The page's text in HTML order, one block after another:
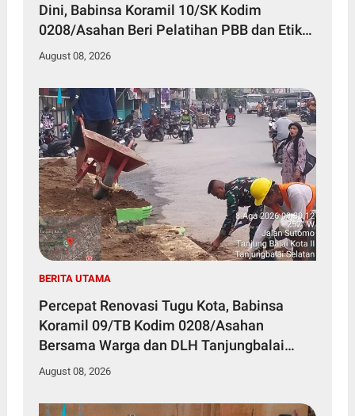
Dini, Babinsa Koramil 10/SK Kodim
0208/Asahan Beri Pelatihan PBB dan Etika
Bagi Siswa MIN 7 Pertahanan
August 08, 2026
BERITA UTAMA
Percepat Renovasi Tugu Kota, Babinsa
Koramil 09/TB Kodim 0208/Asahan
Bersama Warga dan DLH Tanjungbalai
Gelar Gotong Royong
August 08, 2026